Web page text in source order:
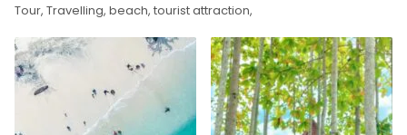
Tour, Travelling, beach, tourist attraction,